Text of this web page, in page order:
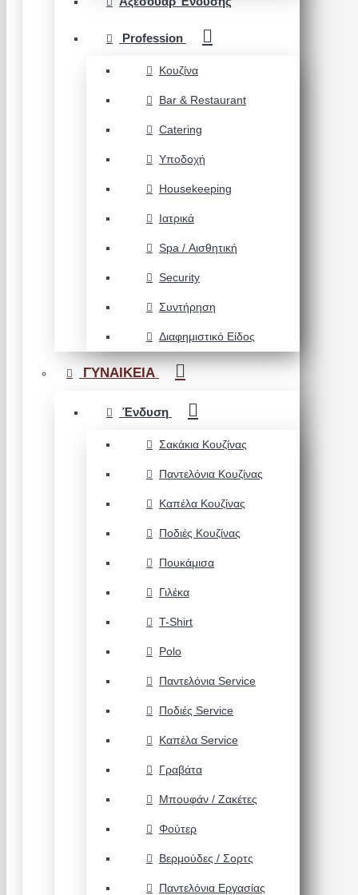
Profession
Κουζίνα
Bar & Restaurant
Catering
Υποδοχή
Housekeeping
Ιατρικά
Spa / Αισθητική
Security
Συντήρηση
Διαφημιστικό Είδος
ΓΥΝΑΙΚΕΙΑ
Ένδυση
Σακάκια Κουζίνας
Παντελόνια Κουζίνας
Καπέλα Κουζίνας
Ποδιές Κουζίνας
Πουκάμισα
Γιλέκα
T-Shirt
Polo
Παντελόνια Service
Ποδιές Service
Καπέλα Service
Γραβάτα
Μπουφάν / Ζακέτες
Φούτερ
Βερμούδες / Σορτς
Παντελόνια Εργασίας